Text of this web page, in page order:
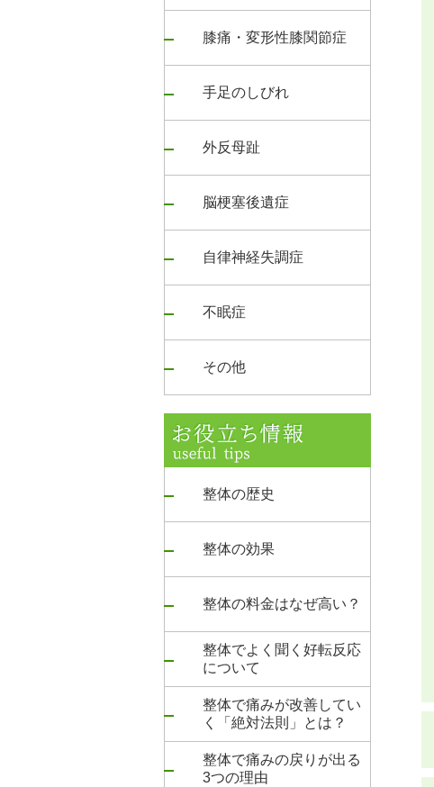
膝痛・変形性膝関節症
手足のしびれ
外反母趾
脳梗塞後遺症
自律神経失調症
不眠症
その他
整体の歴史
整体の効果
整体の料金はなぜ高い？
整体でよく聞く好転反応
について
整体で痛みが改善してい
く「絶対法則」とは？
整体で痛みの戻りが出る
3つの理由